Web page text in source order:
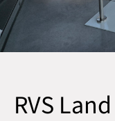
RVS Land